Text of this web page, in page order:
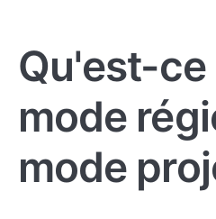
Qu'est-ce
mode
mode